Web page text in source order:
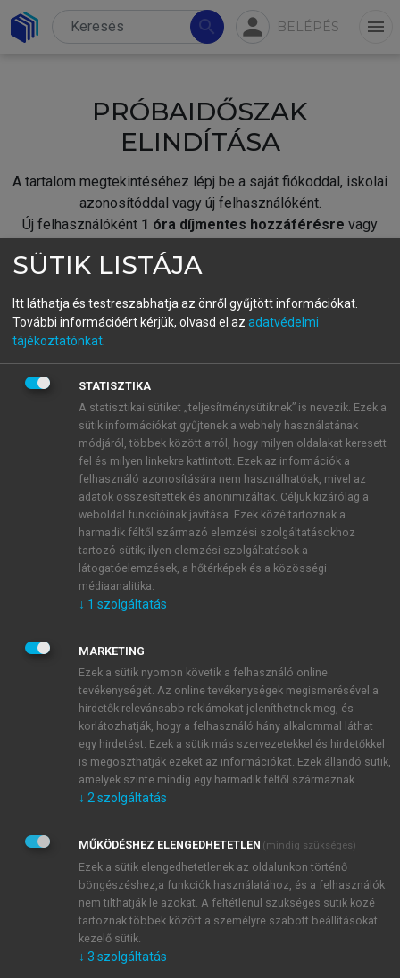
search person BELÉPÉS menu
PRÓBAIDŐSZAK
ELINDÍTÁSA
A tartalom megtekintéséhez lépj be a saját fiókoddal, iskolai
azonosítóddal vagy új felhasználóként.
Új felhasználóként 1 óra díjmentes hozzáférésre vagy
fiókoddal,vagy hozz létre új fiókot.
A regisztráció után apróbaidőszakautomatikusan
BELÉPÉS SAJÁT FIÓKKAL
ÚJ FIÓK LÉTREHOZÁSA
1 óra díjmentes hozzáférés
E-MAIL-CÍM
JELSZÓ
JELSZÓ ÚJRA
Kérek értesítést a MeRSZ újdonságairól, akcióiról.
Kérek értesítést az Akadémiai Kiadó Zrt. újdonságairól,
Adatkezelési tájékoztatóbanfoglaltakat tudomásul
veszem és elfogadom.
Általános vásárlási feltételeket, valamint a szotar.netés a
mersz.huoldalak licencszerződéseiben foglaltakat
tudomásul veszem és elfogadom.
KIPRÓBÁLOM
SÜTIK LISTÁJA
Itt láthatja és testreszabhatja az önről gyűjtött információkat.
További információért kérjük, olvasd el az adatvédelmi
tájékoztatónkat
STATISZTIKA
A statisztikai sütiket „teljesítménysütiknek” is nevezik. Ezek a
sütik információkat gyűjtenek a webhely használatának
módjáról, többek között arról, hogy milyen oldalakat keresett
fel és milyen linkekre kattintott. Ezek az információk a
felhasználó azonosítására nem használhatóak, mivel az
adatok összesítettek és anonimizáltak. Céljuk kizárólag a
weboldal funkcióinak javítása. Ezek közé tartoznak a
harmadik féltől származó elemzési szolgáltatásokhoz
tartozó sütik; ilyen elemzési szolgáltatások a
látogatóelemzések, a hőtérképek és a közösségi
médiaanalitika.
↓ 1 szolgáltatás
MARKETING
Ezek a sütik nyomon követik a felhasználó online
tevékenységét. Az online tevékenységek megismerésével a
hirdetők relevánsabb reklámokat jeleníthetnek meg, és
korlátozhatják, hogy a felhasználó hány alkalommal láthat
egy hirdetést. Ezek a sütik más szervezetekkel és hirdetőkkel
is megoszthatják ezeket az információkat. Ezek állandó sütik,
amelyek szinte mindig egy harmadik féltől származnak.
↓ 2 szolgáltatás
MŰKÖDÉSHEZ ELENGEDHETETLEN (mindig szükséges)
Ezek a sütik elengedhetetlenek az oldalunkon történő
böngészéshez,a funkciók használatához, és a felhasználók
nem tilthatják le azokat. A feltétlenül szükséges sütik közé
tartoznak többek között a személyre szabott beállításokat
kezelő sütik.
↓ 3 szolgáltatás